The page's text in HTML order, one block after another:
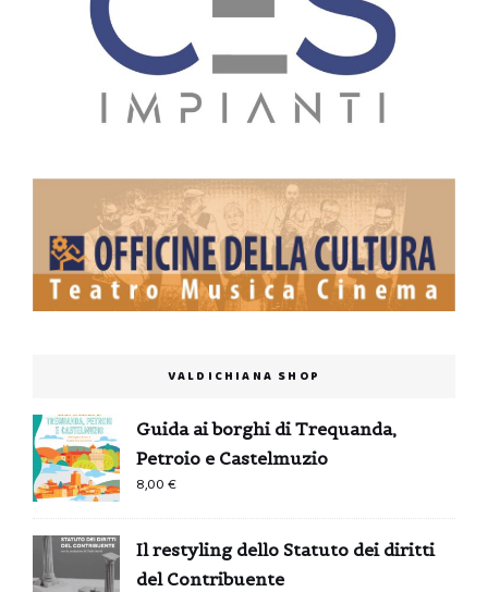
VALDICHIANA SHOP
Guida ai borghi di Trequanda,
Petroio e Castelmuzio
8,00€
Il restyling dello Statuto dei diritti
del Contribuente